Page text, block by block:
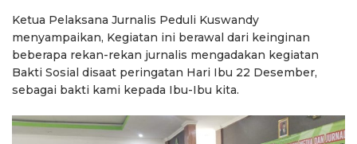
Ketua Pelaksana Jurnalis Peduli Kuswandy
menyampaikan, Kegiatan ini berawal dari keinginan
beberapa rekan-rekan jurnalis mengadakan kegiatan
Bakti Sosial disaat peringatan Hari Ibu 22 Desember,
sebagai bakti kami kepada Ibu-Ibu kita.